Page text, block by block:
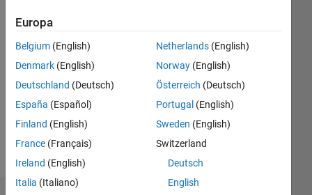
Followers:
Following:
Messaggio
Europa
Belgium (English)
Denmark (English)
Deutschland (Deutsch)
España (Español)
Finland (English)
France (Français)
Ireland (English)
Italia (Italiano)
Netherlands(English)
Norway(English)
Österreich (Deutsch)
Portugal (English)
Sweden (English)
Switzerland
Deutsch
English